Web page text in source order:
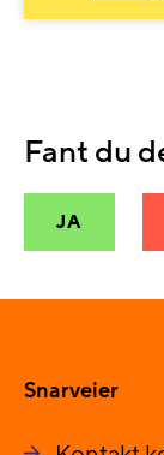
Fant du
JA
Snarveier